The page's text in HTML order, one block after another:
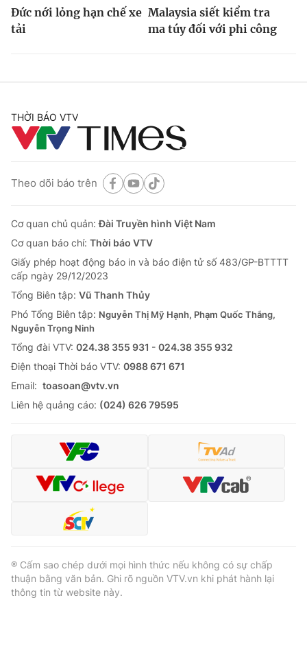
Đức nới lỏng hạn chế xe
tải
Malaysia siết kiểm tra
ma túy đối với phi công
THỜI BÁO VTV
Theo dõi báo trên
Cơ quan chủ quản:Đài Truyền hình Việt Nam
Cơ quan báo chí: Thời báo VTV
Giấy phép hoạt động báo in và báo điện tử số 483/GP-BTTTT
cấp ngày 29/12/2023
Tổng Biên tập: Vũ Thanh Thủy
Phó Tổng Biên tập: Nguyễn Thị Mỹ Hạnh, Phạm Quốc Thắng,
Nguyễn Trọng Ninh
Tổng đài VTV: 024.38 355 931 - 024.38 355 932
Ðiện thoại Thời báo VTV: 0988 671 671
Email: toasoan@vtv.vn
Liên hệ quảng cáo: (024) 626 79595
® Cấm sao chép dưới mọi hình thức nếu không có sự chấp
thuận bằng văn bản. Ghi rõ nguồn VTV.vn khi phát hành lại
thông tin từ website này.